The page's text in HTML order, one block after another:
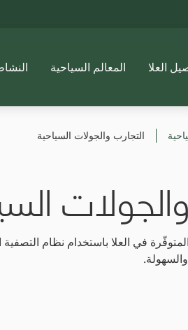
العلا المعالم السياحية
التجارب والجولات السياحية
في العلا باستخدام نظام التصفية